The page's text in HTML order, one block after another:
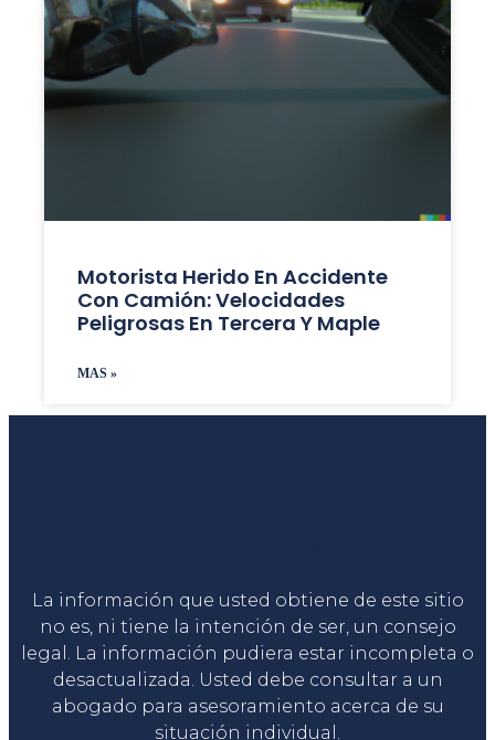
Motorista Herido En Accidente
Con Camión: Velocidades
Peligrosas En Tercera Y Maple
MAS »
La información que usted obtiene de este sitio
no es, ni tiene la intención de ser, un consejo
legal. La información pudiera estar incompleta o
desactualizada. Usted debe consultar a un
abogado para asesoramiento acerca de su
situación individual.